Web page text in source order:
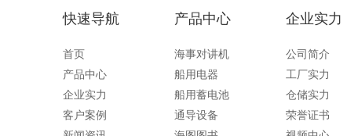
快速导航
首页
产品中心
企业实力
客户案例
产品中心
海事对讲机
船用电器
船用蓄电池
通导设备
企业实力
公司简介
工厂实力
仓储实力
荣誉证书